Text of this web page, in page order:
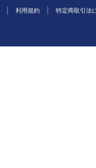
利用規約 特定商取引法